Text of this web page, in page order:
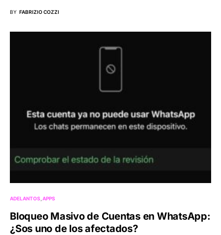
BY FABRIZIO COZZI
ADELANTOS APPS
Bloqueo Masivo de Cuentas en WhatsApp:
¿Sos uno de los afectados?